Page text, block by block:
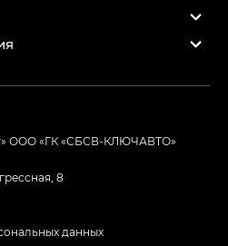
ООО «ГК «СБСВ-КЛЮЧАВТО»
8
данных